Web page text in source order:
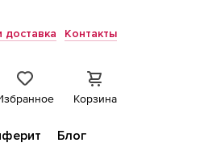
доставка Контакты
Корзина
Блог